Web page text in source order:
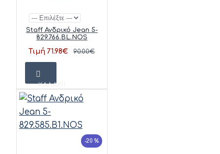
Staff Ανδρικό Jean 5-
829.766.BL.NOS
Τιμή 71.98€ 90.00€
ΚΑΛΆΘΙ
-20 %